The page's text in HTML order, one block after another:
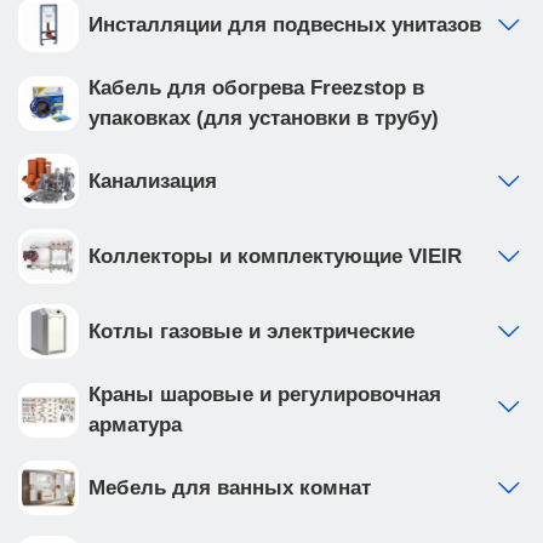
Производительность, л/час 2880/2160/1080
Напор воды, м 4.5/4/3
(25)
Длина кабеля питания, м 1
Переключение частоты вращения ручное, 3
Степень защиты IP44
Класс изоляции F
Температура воды -10°C...+110°C
Температура окружающей среды 40°C
Срок гарантийного обслуживания 1 год
Инсталляции для подвесных унитазов
Кабель для обогрева Freezstop в
упаковках (для установки в трубу)
Канализация
Коллекторы и комплектующие VIEIR
Котлы газовые и электрические
Краны шаровые и регулировочная
арматура
Мебель для ванных комнат